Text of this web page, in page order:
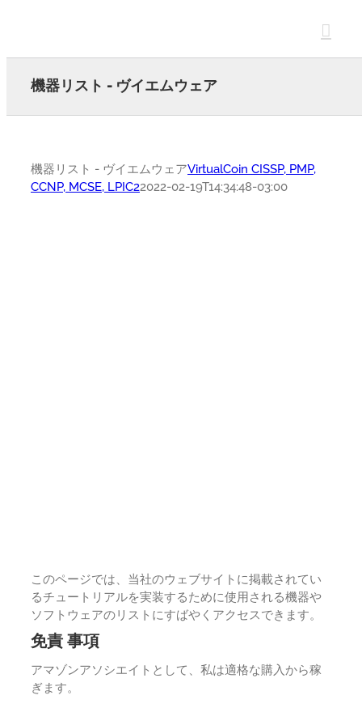
機器リスト - ヴイエムウェア
機器リスト - ヴイエムウェアVirtualCoin CISSP, PMP,
CCNP, MCSE, LPIC22022-02-19T14:34:48-03:00
このページでは、当社のウェブサイトに掲載されてい
るチュートリアルを実装するために使用される機器や
ソフトウェアのリストにすばやくアクセスできます。
免責 事項
アマゾンアソシエイトとして、私は適格な購入から稼
ぎます。